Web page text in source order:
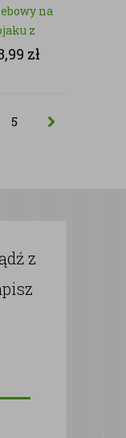
na
z
róż
zł
5
z